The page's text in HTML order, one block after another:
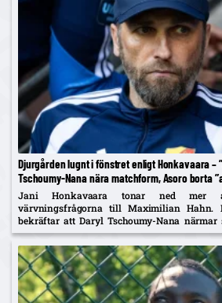
Djurgården lugnt i fönstret enligt Honkavaara –
Tschoumy-Nana nära matchform, Asoro borta
Jani Honkavaara tonar ned mer
värvningsfrågorna till Maximilian Hahn.
bekräftar att Daryl Tschoumy-Nana
Asoros frånvaro med att han är borta "av en